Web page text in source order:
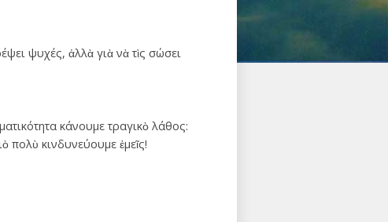
ψυχές, ἀλλὰ γιὰ νὰ τὶς σώσει
κάνουμε τραγικὸ λάθος:
πολὺ κινδυνεύουμε ἐμεῖς!